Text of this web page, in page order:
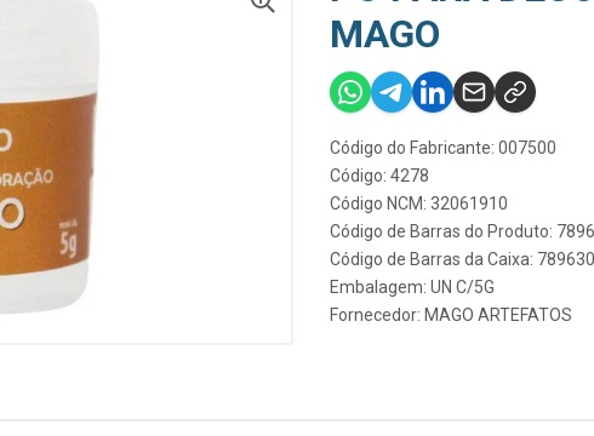
MAGO
Código do Fabricante: 007500
Código: 4278
Código NCM: 32061910
Código de Barras do Produto:
Código de Barras da Caixa:
Embalagem: UN C/5G
Fornecedor: MAGO ARTEFATOS